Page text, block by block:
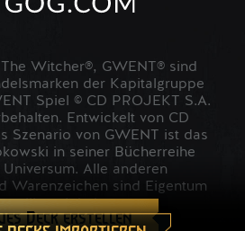
Deck erstellen
Witcher®, GWENT® sind
der Kapitalgruppe
Spiel © CD PROJEKT S.A.
Entwickelt von CD
Szenario von GWENT ist das
in seiner Bücherreihe
Universum. Alle anderen
Warenzeichen sind Eigentum
Inhaber.